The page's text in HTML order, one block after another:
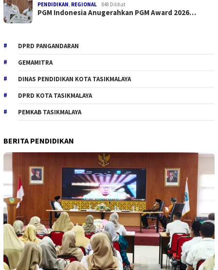
PENDIDIKAN, REGIONAL 848 Dilihat
PGM Indonesia Anugerahkan PGM Award 2026…
DPRD PANGANDARAN
GEMAMITRA
DINAS PENDIDIKAN KOTA TASIKMALAYA
DPRD KOTA TASIKMALAYA
PEMKAB TASIKMALAYA
BERITA PENDIDIKAN